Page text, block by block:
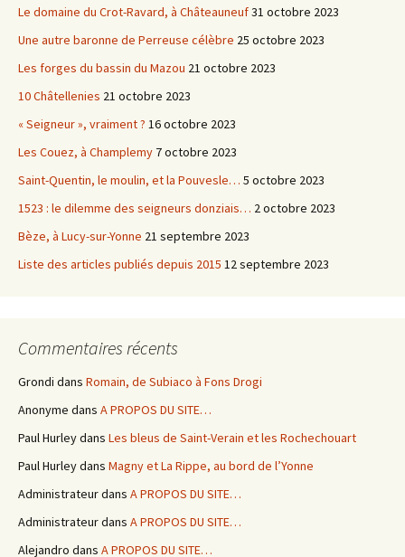
Le domaine du Crot-Ravard, à Châteauneuf31 octobre 2023
Une autre baronne de Perreuse célèbre 25 octobre 2023
Les forges du bassin du Mazou 21 octobre 2023
10 Châtellenies 21 octobre 2023
« Seigneur », vraiment ? 16 octobre 2023
Les Couez, à Champlemy 7 octobre 2023
Saint-Quentin, le moulin, et la Pouvesle… 5 octobre 2023
1523 : le dilemme des seigneurs donziais… 2 octobre 2023
Bèze, à Lucy-sur-Yonne 21 septembre 2023
Liste des articles publiés depuis 2015 12 septembre 2023
Commentaires récents
Grondi dans Romain, de Subiaco à Fons Drogi
Anonyme dans A PROPOS DU SITE…
Paul Hurleydans Les bleus de Saint-Verain et les Rochechouart
Paul Hurleydans Magny et La Rippe, au bord de l’Yonne
Administrateurdans A PROPOS DU SITE…
Administrateurdans A PROPOS DU SITE…
Alejandro dans A PROPOS DU SITE…